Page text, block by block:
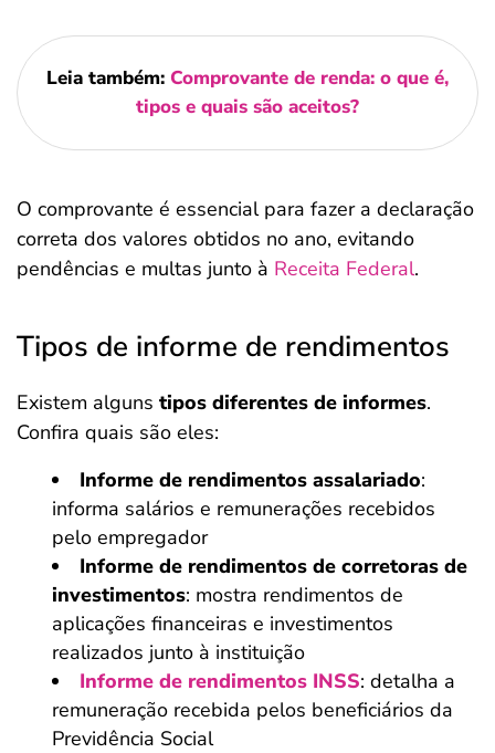
Leia também: Comprovante de renda: o que é,
tipos e quais são aceitos?
O comprovante é essencial para fazer a declaração
correta dos valores obtidos no ano, evitando
pendências e multas junto à Receita Federal.
Tipos de informe de rendimentos
Existem alguns tipos diferentes de informes.
Confira quais são eles:
Informe de rendimentos assalariado:
informa salários e remunerações recebidos
pelo empregador
Informe de rendimentos de corretoras de
investimentos: mostra rendimentos de
aplicações financeiras e investimentos
realizados junto à instituição
Informe de rendimentos INSS: detalha a
remuneração recebida pelos beneficiários da
Previdência Social